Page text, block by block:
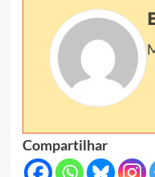
Compartilhar